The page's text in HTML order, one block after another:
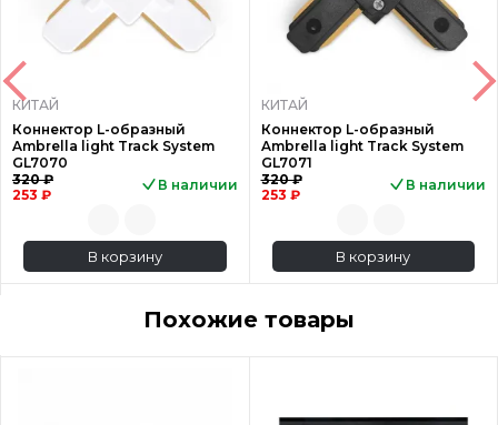
КИТАЙ
Коннектор L-образный
Ambrella light Track System
GL7070
320 ₽
253 ₽
В наличии
В корзину
КИТАЙ
Коннектор L-образный
Ambrella light Track System
GL7071
320 ₽
253 ₽
В наличии
В корзину
Похожие товары